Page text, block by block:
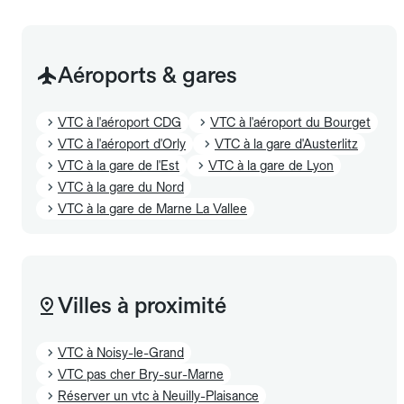
Aéroports & gares
VTC à l'aéroport CDG
VTC à l'aéroport du Bourget
VTC à l'aéroport d'Orly
VTC à la gare d'Austerlitz
VTC à la gare de l'Est
VTC à la gare de Lyon
VTC à la gare du Nord
VTC à la gare de Marne La Vallee
Villes à proximité
VTC à Noisy-le-Grand
VTC pas cher Bry-sur-Marne
Réserver un vtc à Neuilly-Plaisance